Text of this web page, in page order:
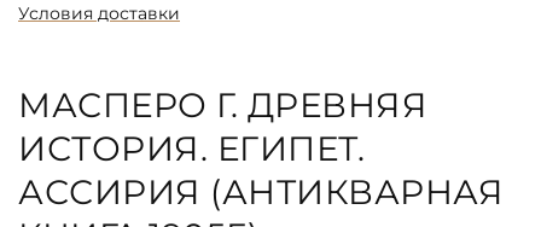
Условия доставки
МАСПЕРО Г. ДРЕВНЯЯ
ИСТОРИЯ. ЕГИПЕТ.
АССИРИЯ (АНТИКВАРНАЯ